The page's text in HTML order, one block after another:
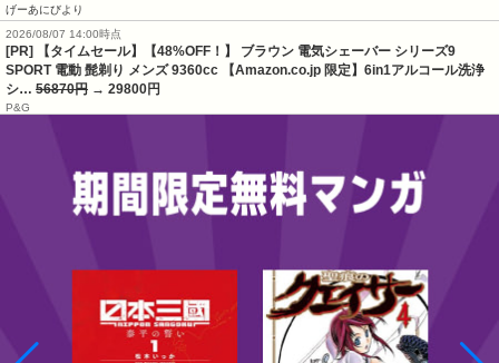
げーあにびより
2026/08/07 14:00時点
[PR] 【タイムセール】【48%OFF！】 ブラウン 電気シェーバー シリーズ9
SPORT 電動 髭剃り メンズ 9360cc 【Amazon.co.jp 限定】6in1アルコール洗浄
シ… 56870円 → 29800円
P&G